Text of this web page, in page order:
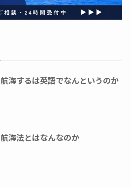
航海するは英語でなんというのか
航海法とはなんなのか